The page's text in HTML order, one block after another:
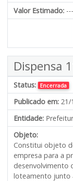
Valor Estimado: ---
Dispensa
Status: Encerrada
Publicado em: 21/
Entidade:
Objeto:
Constitui objeto
empresa para a
desenvolvimento
loteamento junto